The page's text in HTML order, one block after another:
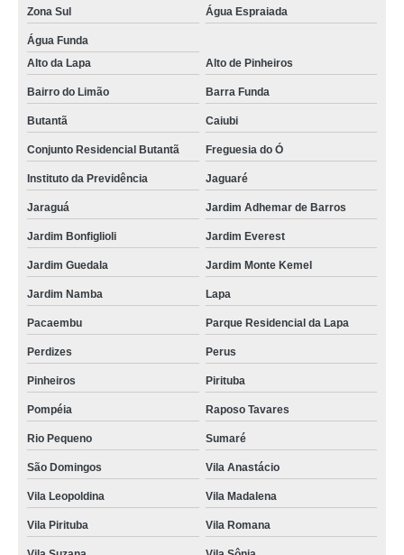
coffees break de empresa Raposo Tavares
empresa de coffee break para empresa Vila Morumbi
empresa de coffee break personalizado para empresa Jaguaré
coffee break em eventos de empresas valor Pinheiros
empresa de coffee break em eventos de empresas Panamby
encomenda de coffee break empresas por encomenda Vila Clementina
encomenda de coffee break personalizado para empresa Indianapolis
Paulista
empresa de coffee break de empresa Cidade Monções
coffee break em eventos de empresas Santa Cecília
coffees break em empresas Jardim Paulista
empresa de coffee break para eventos corporativos de empresas Jardim
São Savério
coffees break personalizado para empresa Jurubatuba
coffee break para eventos corporativos empresariais Ipiranga
empresa de coffee break para evento de empresas Higienópolis
empresa de coffee break para festas de empresas Santa Efigênia
Zona Sul Água Espraiada
Água Funda
Alto da Lapa
Alto de Pinheiros
Bairro do Limão Barra Funda
Butantã Caiubi
Conjunto Residencial Butantã Freguesia do Ó
Instituto da Previdência Jaguaré
Jaraguá Jardim Adhemar de Barros
Jardim Bonfiglioli Jardim Everest
Jardim Guedala Jardim Monte Kemel
Jardim Namba Lapa
Pacaembu Parque Residencial da Lapa
Perdizes Perus
Pinheiros Pirituba
Pompéia Raposo Tavares
Rio Pequeno Sumaré
São Domingos Vila Anastácio
Vila Leopoldina Vila Madalena
Vila Pirituba Vila Romana